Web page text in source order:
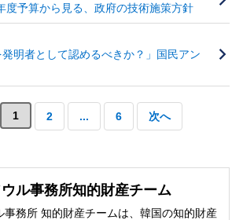
度予算から見る、政府の技術施策方針
発明者として認めるべきか？」国民アン
1 2 ... 6 次へ
ル事務所知的財産チーム
事務所 知的財産チームは、韓国の知的財産